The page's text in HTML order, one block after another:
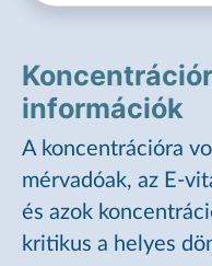
információk
A koncentrációra
mérvadóak, az E-
és azok
kritikus a helyes